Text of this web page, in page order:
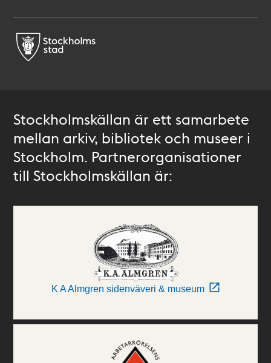
Stockholmskällan är ett samarbete
mellan arkiv, bibliotek och museer i
Stockholm. Partnerorganisationer
till Stockholmskällan är:
K A Almgren sidenväveri & museum